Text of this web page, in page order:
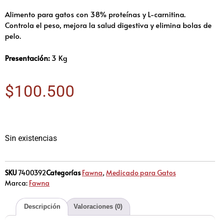
Alimento para gatos con 38% proteínas y L-carnitina.
Controla el peso, mejora la salud digestiva y elimina bolas de
pelo.
Presentación:3 Kg
$100.500
Sin existencias
SKU7400392Categorías Fawna, Medicado para Gatos
Marca: Fawna
Descripción Valoraciones (0)